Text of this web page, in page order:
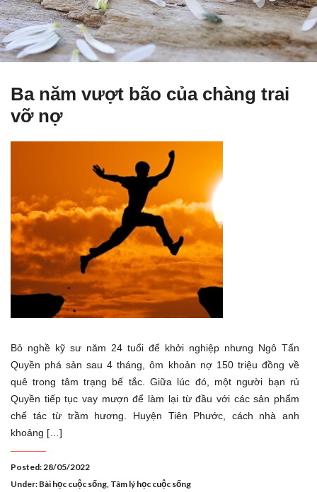
Ba năm vượt bão của chàng trai
vỡ nợ
Bỏ nghề kỹ sư năm 24 tuổi để khởi nghiệp nhưng Ngô Tấn
Quyền phá sản sau 4 tháng, ôm khoản nợ 150 triệu đồng về
quê trong tâm trạng bế tắc. Giữa lúc đó, một người bạn rủ
Quyền tiếp tục vay mượn để làm lại từ đầu với các sản phẩm
chế tác từ trầm hương. Huyện Tiên Phước, cách nhà anh
khoảng […]
Posted: 28/05/2022
Under: Bài học cuộc sống, Tâm lý học cuộc sống